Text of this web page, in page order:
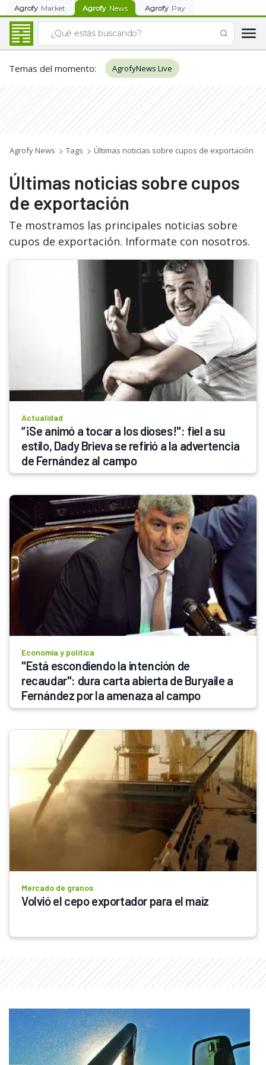
Agrofy Market Agrofy News Agrofy Pay
Temas del momento: AgrofyNews Live
Agrofy News Tags Últimas noticias sobre cupos de exportación
Últimas noticias sobre cupos
de exportación
Te mostramos las principales noticias sobre
cupos de exportación. Informate con nosotros.
Actualidad
“¡Se animó a tocar a los dioses!": fiel a su
estilo, Dady Brieva se refirió a la advertencia
de Fernández al campo
Economía y política
"Está escondiendo la intención de
recaudar": dura carta abierta de Buryaile a
Fernández por la amenaza al campo
Mercado de granos
Volvió el cepo exportador para el maíz